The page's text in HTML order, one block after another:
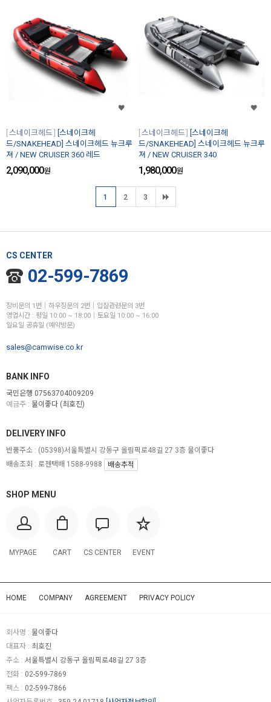
스네이크헤드
[스네이크헤
드/SNAKEHEAD] 스네이크헤드 뉴크루
져 / NEW CRUISER 360 레드
2,090,000원
스네이크헤드
[스네이크헤
드/SNAKEHEAD] 스네이크헤드 뉴크루
져 / NEW CRUISER 340
1,980,000원
1 2 3
CS CENTER
02-599-7869
장비문의 1번│하우징문의 2번│입찰관련문의 3번
영업시간 : 평일 10:00 ~ 18:00│토요일 10:00 ~ 16:00
일요일 공휴일 (예약방문)
sales@camwise.co.kr
BANK INFO
국민은행 07563704009209
예금주 : 물이좋다 (최호진)
SHOP MENU
MYPAGE CART CS CENTER EVENT
DELIVERY INFO
반품주소 : (05398)서울특별시 강동구 올림픽로48길 27 3층 물이좋다
배송조회 : 로젠택배 1588-9988
배송추적
HOME COMPANY AGREEMENT PRIVACY POLICY
회사명 : 물이좋다
대표자 : 최호진
주소 : 서울특별시 강동구 올림픽로48길 27 3층
전화 : 02-599-7869
팩스 : 02-599-7866